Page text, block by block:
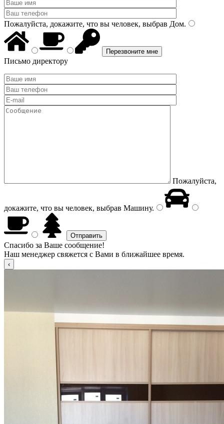
Пожалуйста, докажите, что вы человек, выбрав Дом.
Письмо директору
Пожалуйста,
докажите, что вы человек, выбрав Машину.
Спасибо за Ваше сообщение!
Наш менеджер свяжется с Вами в ближайшее время.